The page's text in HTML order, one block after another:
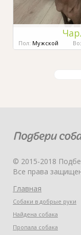
Пол: Мужской
© 2015-2018
Все права
Главная
Собаки в добрые руки
Найдена собака
Пропала собака